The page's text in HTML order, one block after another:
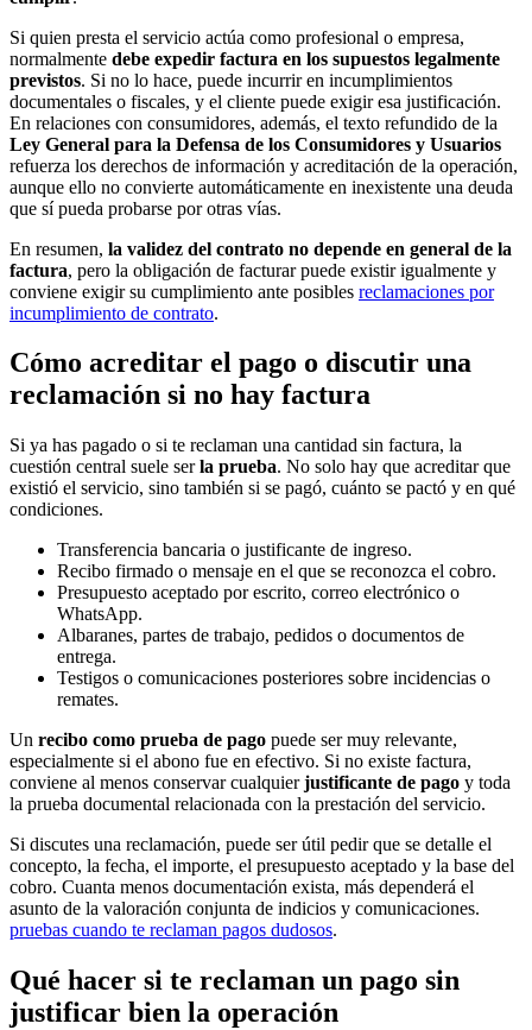
Si quien presta el servicio actúa como profesional o empresa,
normalmente debe expedir factura en los supuestos legalmente
previstos. Si no lo hace, puede incurrir en incumplimientos
documentales o fiscales, y el cliente puede exigir esa justificación.
En relaciones con consumidores, además, el texto refundido de la
Ley General para la Defensa de los Consumidores y Usuarios
refuerza los derechos de información y acreditación de la operación,
aunque ello no convierte automáticamente en inexistente una deuda
que sí pueda probarse por otras vías.
En resumen, la validez del contrato no depende en general de la
factura, pero la obligación de facturar puede existir igualmente y
conviene exigir su cumplimiento ante posibles reclamaciones por
incumplimiento de contrato.
Cómo acreditar el pago o discutir una
reclamación si no hay factura
Si ya has pagado o si te reclaman una cantidad sin factura, la
cuestión central suele serla prueba. No solo hay que acreditar que
existió el servicio, sino también si se pagó, cuánto se pactó y en qué
condiciones.
Transferencia bancaria o justificante de ingreso.
Recibo firmado o mensaje en el que se reconozca el cobro.
Presupuesto aceptado por escrito, correo electrónico o
WhatsApp.
Albaranes, partes de trabajo, pedidos o documentos de
entrega.
Testigos o comunicaciones posteriores sobre incidencias o
remates.
Un recibo como prueba de pago puede ser muy relevante,
especialmente si el abono fue en efectivo. Si no existe factura,
conviene al menos conservar cualquierjustificante de pago y toda
la prueba documental relacionada con la prestación del servicio.
Si discutes una reclamación, puede ser útil pedir que se detalle el
concepto, la fecha, el importe, el presupuesto aceptado y la base del
cobro. Cuanta menos documentación exista, más dependerá el
asunto de la valoración conjunta de indicios y comunicaciones.
pruebas cuando te reclaman pagos dudosos.
Qué hacer si te reclaman un pago sin
justificar bien la operación